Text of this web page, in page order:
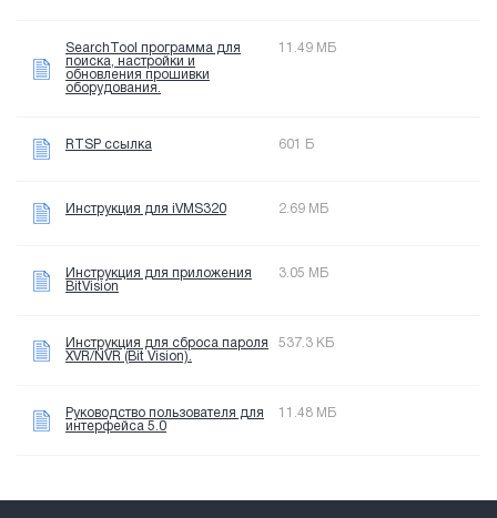
SearchTool программа для
поиска, настройки и
обновления прошивки
оборудования.
11.49 МБ
RTSP ссылка 601 Б
Инструкция для iVMS320 2.69 МБ
Инструкция для приложения
BitVision
3.05 МБ
Инструкция для сброса пароля
XVR/NVR (Bit Vision).
537.3 КБ
Руководство пользователя для
интерфейса 5.0
11.48 МБ